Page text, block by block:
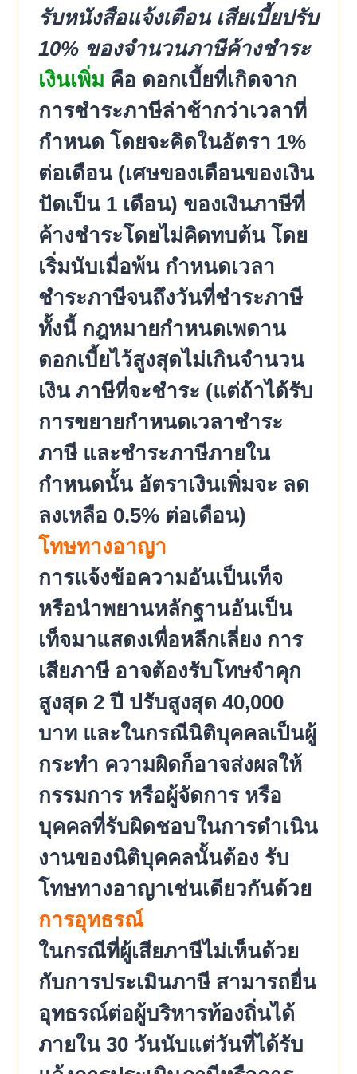
รับหนังสือแจ้งเตือน เสียเบี้ยปรับ
10% ของจำนวนภาษีค้างชำระ
เงินเพิ่ม คือ ดอกเบี้ยที่เกิดจาก
การชำระภาษีล่าช้ากว่าเวลาที่
กำหนด โดยจะคิดในอัตรา 1%
ต่อเดือน (เศษของเดือนของเงิน
ปัดเป็น 1 เดือน) ของเงินภาษีที่
ค้างชำระโดยไม่คิดทบต้น โดย
เริ่มนับเมื่อพ้น กำหนดเวลา
ชำระภาษีจนถึงวันที่ชำระภาษี
ทั้งนี้ กฎหมายกำหนดเพดาน
ดอกเบี้ยไว้สูงสุดไม่เกินจำนวน
เงิน ภาษีที่จะชำระ (แต่ถ้าได้รับ
การขยายกำหนดเวลาชำระ
ภาษี และชำระภาษีภายใน
กำหนดนั้น อัตราเงินเพิ่มจะ ลด
ลงเหลือ 0.5% ต่อเดือน)
โทษทางอาญา
การแจ้งข้อความอันเป็นเท็จ
หรือนำพยานหลักฐานอันเป็น
เท็จมาแสดงเพื่อหลีกเลี่ยง การ
เสียภาษี อาจต้องรับโทษจำคุก
สูงสุด 2 ปี ปรับสูงสุด 40,000
บาท และในกรณีนิติบุคคลเป็นผู้
กระทำ ความผิดก็อาจส่งผลให้
กรรมการ หรือผู้จัดการ หรือ
บุคคลที่รับผิดชอบในการดำเนิน
งานของนิติบุคคลนั้นต้อง รับ
โทษทางอาญาเช่นเดียวกันด้วย
การอุทธรณ์
ในกรณีที่ผู้เสียภาษีไม่เห็นด้วย
กับการประเมินภาษี สามารถยื่น
อุทธรณ์ต่อผู้บริหารท้องถิ่นได้
ภายใน 30 วันนับแต่วันที่ได้รับ